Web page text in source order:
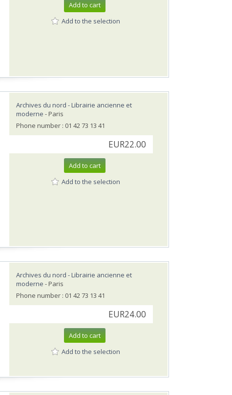
Add to cart
Add to the selection
Archives du nord - Librairie ancienne et
moderne - Paris
Phone number : 01 42 73 13 41
EUR22.00
Add to cart
Add to the selection
Archives du nord - Librairie ancienne et
moderne - Paris
Phone number : 01 42 73 13 41
EUR24.00
Add to cart
Add to the selection